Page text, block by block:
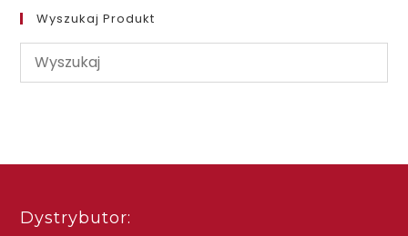
Wyszukaj Produkt
Dystrybutor: